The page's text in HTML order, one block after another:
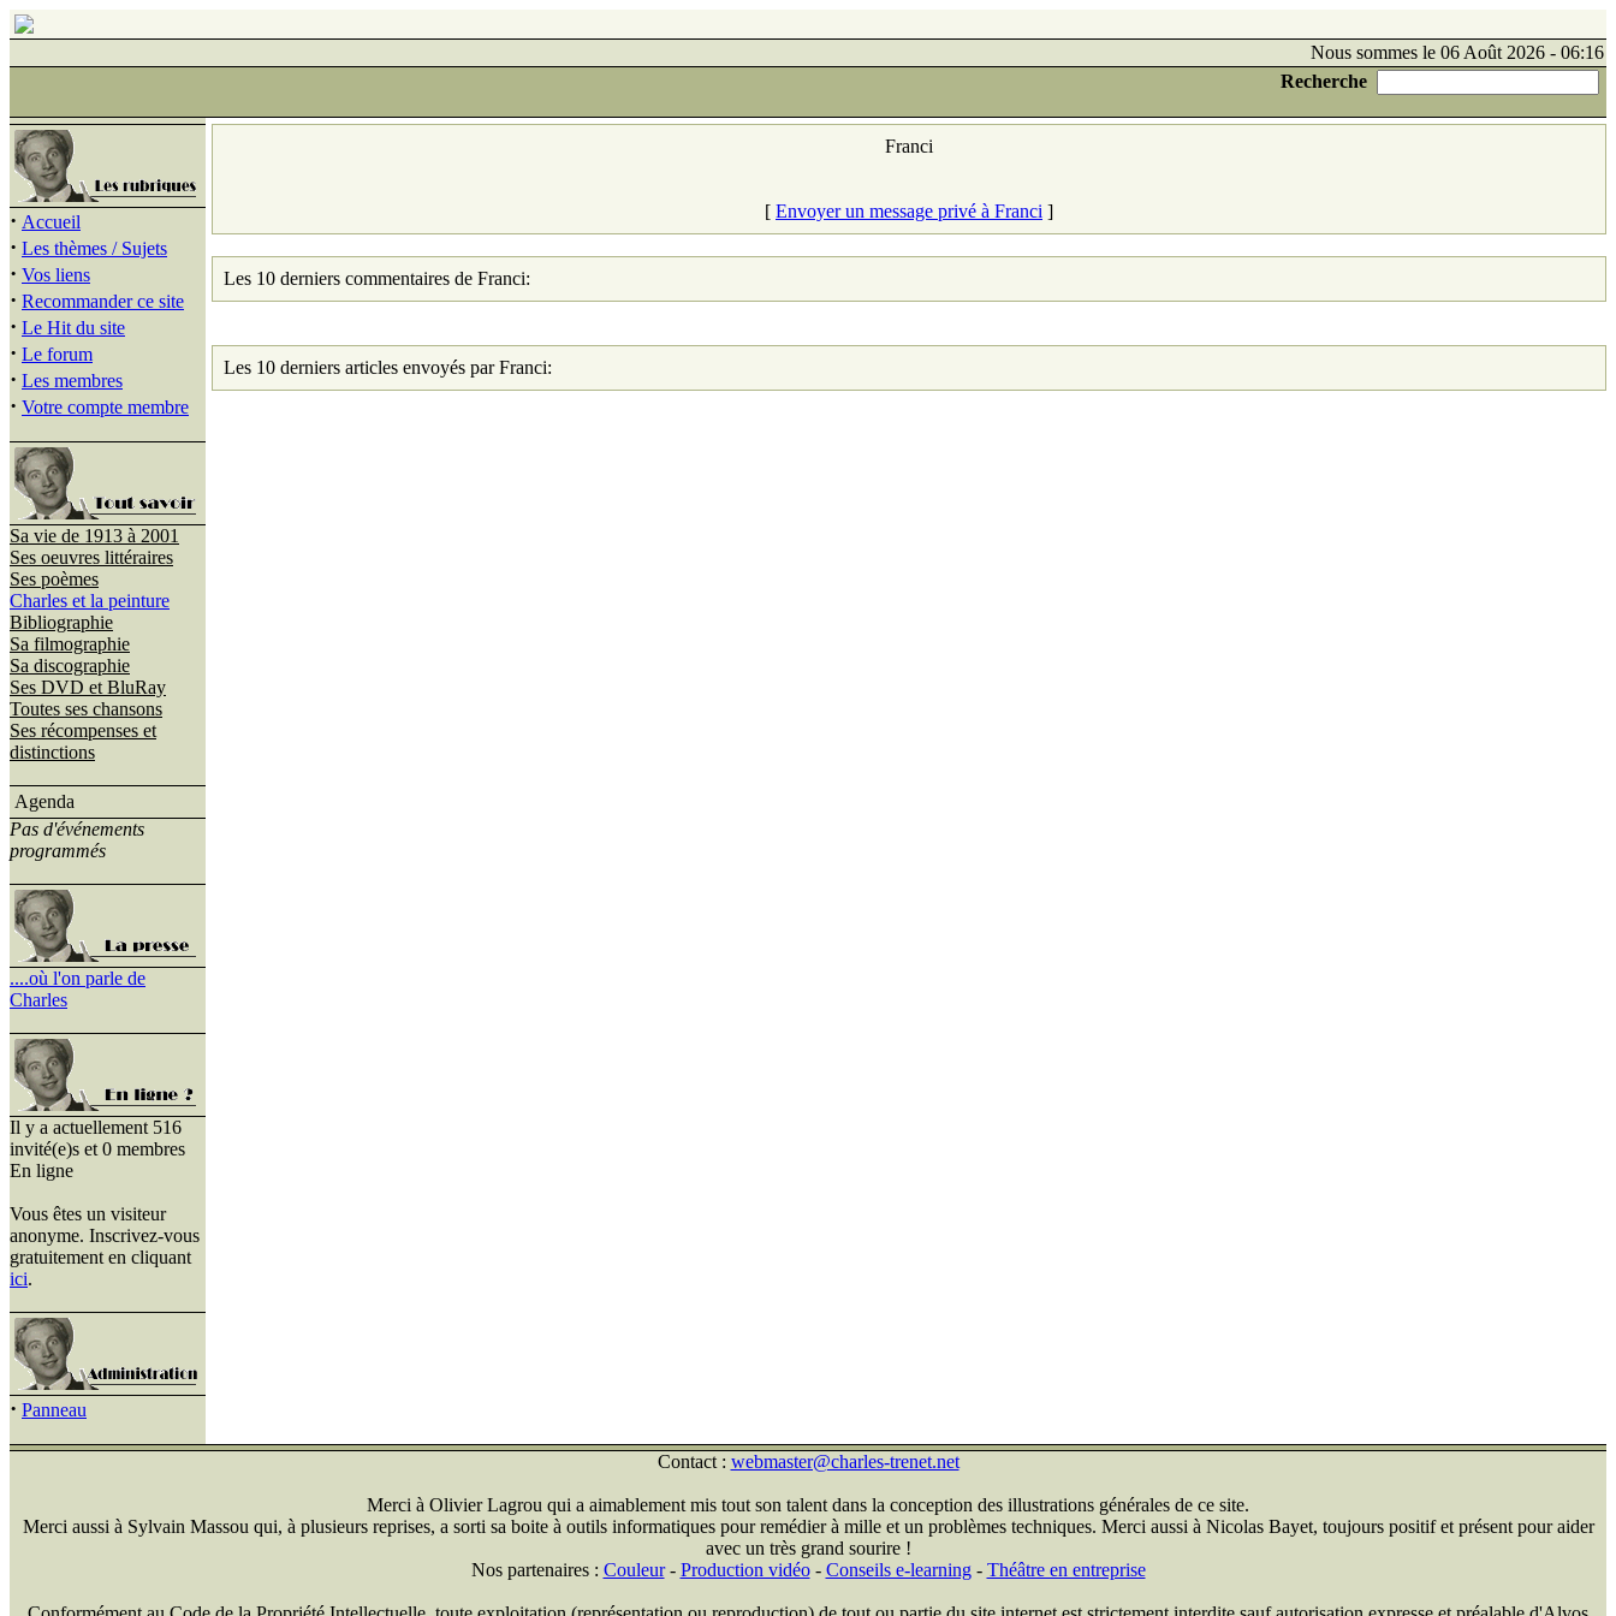
Nous sommes le 06 Août 2026 - 06:16
Recherche
· Accueil
· Les thèmes / Sujets
· Vos liens
· Recommander ce site
· Le Hit du site
· Le forum
· Les membres
· Votre compte membre
Sa vie de 1913 à 2001
Ses oeuvres littéraires
Ses poèmes
Charles et la peinture
Bibliographie
Sa filmographie
Sa discographie
Ses DVD et BluRay
Toutes ses chansons
Ses récompenses et
distinctions
Agenda
Pas d'événements
programmés
....où l'on parle de
Charles
Il y a actuellement 516
invité(e)s et 0 membres
En ligne
Vous êtes un visiteur
anonyme. Inscrivez-vous
gratuitement en cliquant
ici.
· Panneau
Franci
[ Envoyer un message privé à Franci ]
Les 10 derniers commentaires de Franci:
Les 10 derniers articles envoyés par Franci:
Contact : webmaster@charles-trenet.net
Merci à Olivier Lagrou qui a aimablement mis tout son talent dans la conception des illustrations générales de ce site.
Merci aussi à Sylvain Massou qui, à plusieurs reprises, a sorti sa boite à outils informatiques pour remédier à mille et un problèmes techniques. Merci aussi à Nicolas Bayet, toujours positif et présent pour aider
avec un très grand sourire !
Nos partenaires : Couleur- Production vidéo- Conseils e-learning- Théâtre en entreprise